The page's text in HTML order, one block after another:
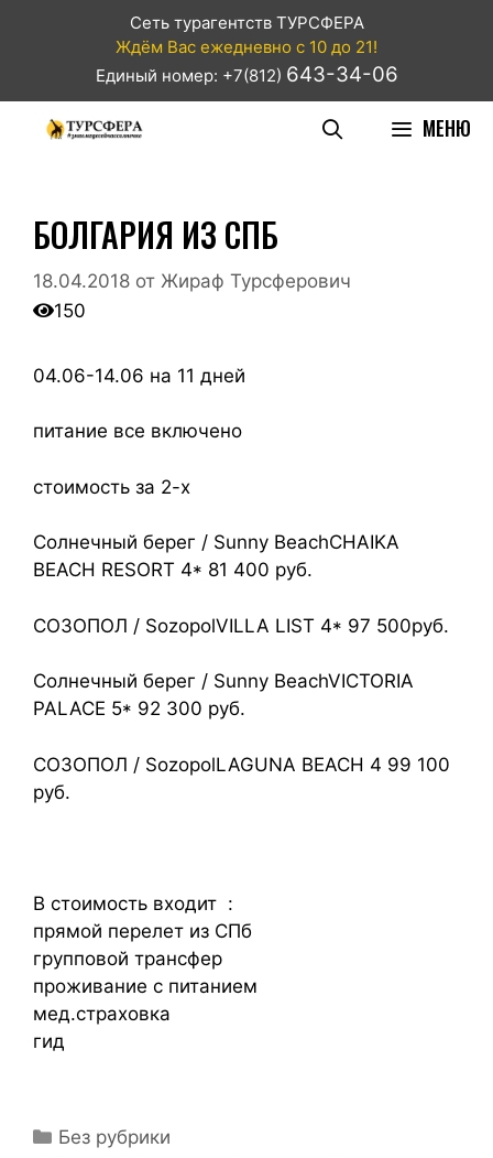
Сеть турагентств ТУРСФЕРА
Ждём Вас ежедневно с 10 до 21!
Единый номер: +7(812) 643-34-06
МЕНЮ
БОЛГАРИЯ ИЗ СПБ
18.04.2018 от Жираф Турсферович
150
04.06-14.06 на 11 дней
питание все включено
стоимость за 2-х
Солнечный берег / Sunny BeachCHAIKA
BEACH RESORT 4* 81 400 руб.
СОЗОПОЛ / SozopolVILLA LIST 4* 97 500руб.
Солнечный берег / Sunny BeachVICTORIA
PALACE 5* 92 300 руб.
СОЗОПОЛ / SozopolLAGUNA BEACH 4 99 100
руб.
В стоимость входит :
прямой перелет из СПб
групповой трансфер
проживание с питанием
мед.страховка
гид
Без рубрики